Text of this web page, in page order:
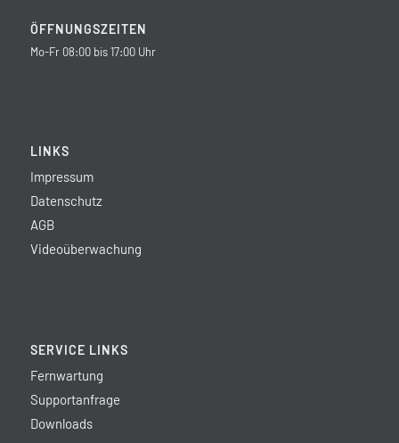
ÖFFNUNGSZEITEN
Mo-Fr 08:00 bis 17:00 Uhr
LINKS
Impressum
Datenschutz
AGB
Videoüberwachung
SERVICE LINKS
Fernwartung
Supportanfrage
Downloads